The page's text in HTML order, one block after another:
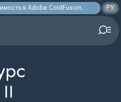
Критически опасная уязвимость в Adobe ColdFusion, позволяющая получить доступ к произвольным файлам: CVE-2026-48282 РУ